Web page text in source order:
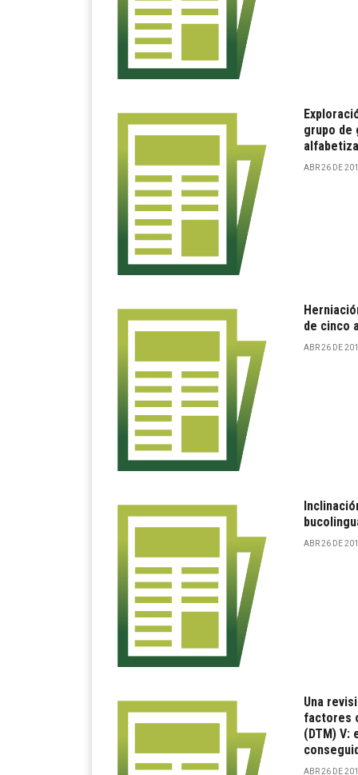
grupo de
ABR 26 DE
de cinco
ABR 26 DE
ABR 26 DE
Una
factores
(DTM)
ABR 26 DE